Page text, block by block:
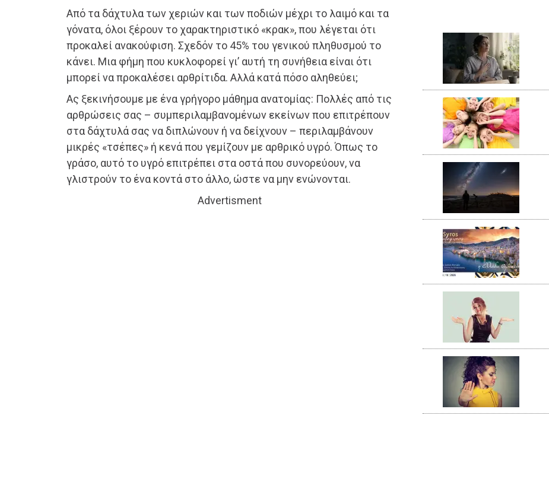
Από τα δάχτυλα των χεριών και των ποδιών μέχρι το λαιμό και τα
γόνατα, όλοι ξέρουν το χαρακτηριστικό «κρακ», που λέγεται ότι
προκαλεί ανακούφιση. Σχεδόν το 45% του γενικού πληθυσμού το
κάνει. Μια φήμη που κυκλοφορεί γι’ αυτή τη συνήθεια είναι ότι
μπορεί να προκαλέσει αρθρίτιδα. Αλλά κατά πόσο αληθεύει;
Ας ξεκινήσουμε με ένα γρήγορο μάθημα ανατομίας: Πολλές από τις
αρθρώσεις σας – συμπεριλαμβανομένων εκείνων που επιτρέπουν
στα δάχτυλά σας να διπλώνουν ή να δείχνουν – περιλαμβάνουν
μικρές «τσέπες» ή κενά που γεμίζουν με αρθρικό υγρό. Όπως το
γράσο, αυτό το υγρό επιτρέπει στα οστά που συνορεύουν, να
γλιστρούν το ένα κοντά στο άλλο, ώστε να μην ενώνονται.
Advertisment